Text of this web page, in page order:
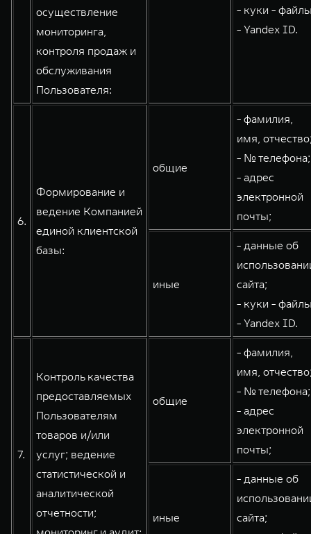
осуществление
мониторинга,
контроля продаж и
обслуживания
Пользователя:
- куки -
- Yandex ID.
6.
Формирование и
ведение Компанией
единой клиентской
базы:
общие
- фамилия,
имя,
- № телефона;
- адрес
электронной
почты;
иные
- данные об
сайта;
- куки -
- Yandex ID.
7.
Контроль качества
предоставляемых
Пользователям
товаров и/или
услуг; ведение
статистической и
аналитической
отчетности;
общие
- фамилия,
имя,
- № телефона;
- адрес
электронной
почты;
иные
- данные об
сайта;